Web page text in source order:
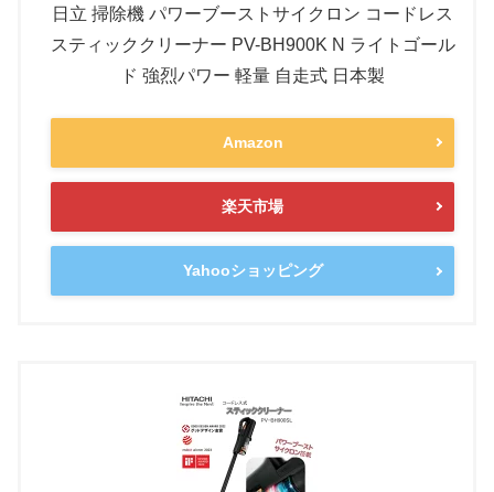
日立 掃除機 パワーブーストサイクロン コードレス
スティッククリーナー PV-BH900K N ライトゴール
ド 強烈パワー 軽量 自走式 日本製
Amazon
楽天市場
Yahooショッピング